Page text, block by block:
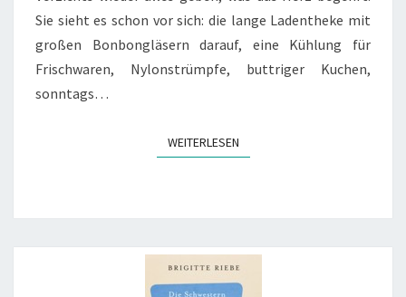
Sie sieht es schon vor sich: die lange Ladentheke mit
großen Bonbongläsern darauf, eine Kühlung für
Frischwaren, Nylonstrümpfe, buttriger Kuchen,
sonntags…
WEITERLESENWEITERLESEN